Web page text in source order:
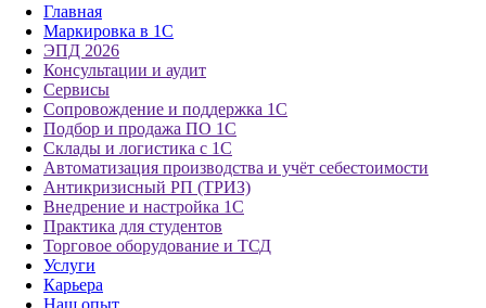
Главная
Маркировка в 1С
ЭПД 2026
Консультации и аудит
Сервисы
Сопровождение и поддержка 1С
Подбор и продажа ПО 1С
Склады и логистика с 1С
Автоматизация производства и учёт себестоимости
Антикризисный РП (ТРИЗ)
Внедрение и настройка 1С
Практика для студентов
Торговое оборудование и ТСД
Услуги
Карьера
Наш опыт